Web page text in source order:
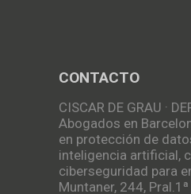
CONTACTO
CISCAR DE GRAU ·
Abogados en
en protección de
inteligencia artificial,
ciberseguridad para
Muntaner, 244, Pral.1ª